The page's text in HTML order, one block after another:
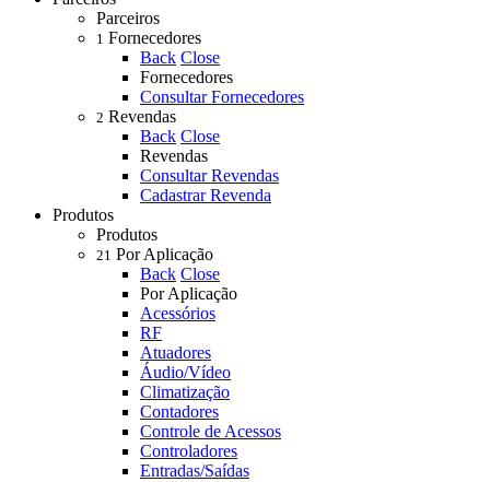
Parceiros
1 Fornecedores
Back Close
Fornecedores
Consultar Fornecedores
2 Revendas
Back Close
Revendas
Consultar Revendas
Cadastrar Revenda
Produtos
Produtos
21 Por Aplicação
Back Close
Por Aplicação
Acessórios
RF
Atuadores
Áudio/Vídeo
Climatização
Contadores
Controle de Acessos
Controladores
Entradas/Saídas